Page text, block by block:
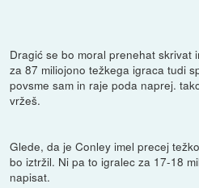
Dragić se bo moral prenehat skrivat
za 87 miliojono težkega igraca tudi
povsme sam in raje poda naprej.
vržeš.
Glede, da je Conley imel precej
bo iztržil. Ni pa to igralec za 17-18
napisat.